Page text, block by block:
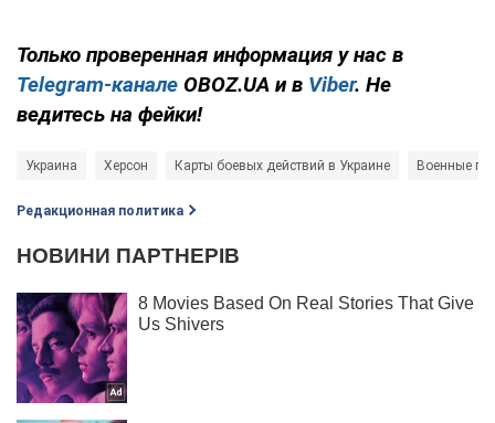
Только проверенная информация у нас в
Telegram-канале OBOZ.UA и в Viber. Не
ведитесь на фейки!
Украина Херсон Карты боевых действий в Украине Военные
Редакционная политика